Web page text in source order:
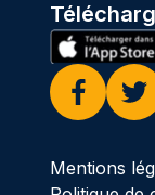
Facebook
Mentions